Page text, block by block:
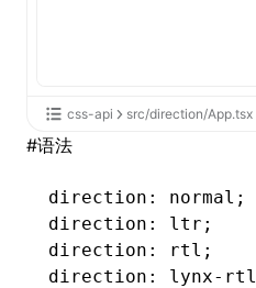
css-api src/direction/App.tsx
#语法
direction: normal;
direction: ltr;
direction: rtl;
direction: lynx-rtl